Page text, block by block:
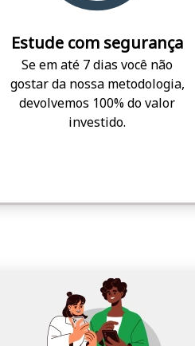
Estude com segurança
Se em até 7 dias você não
gostar da nossa metodologia,
devolvemos 100% do valor
investido.